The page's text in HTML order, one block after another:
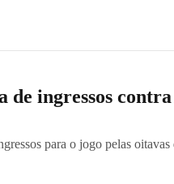
de ingressos
para o jogo pelas